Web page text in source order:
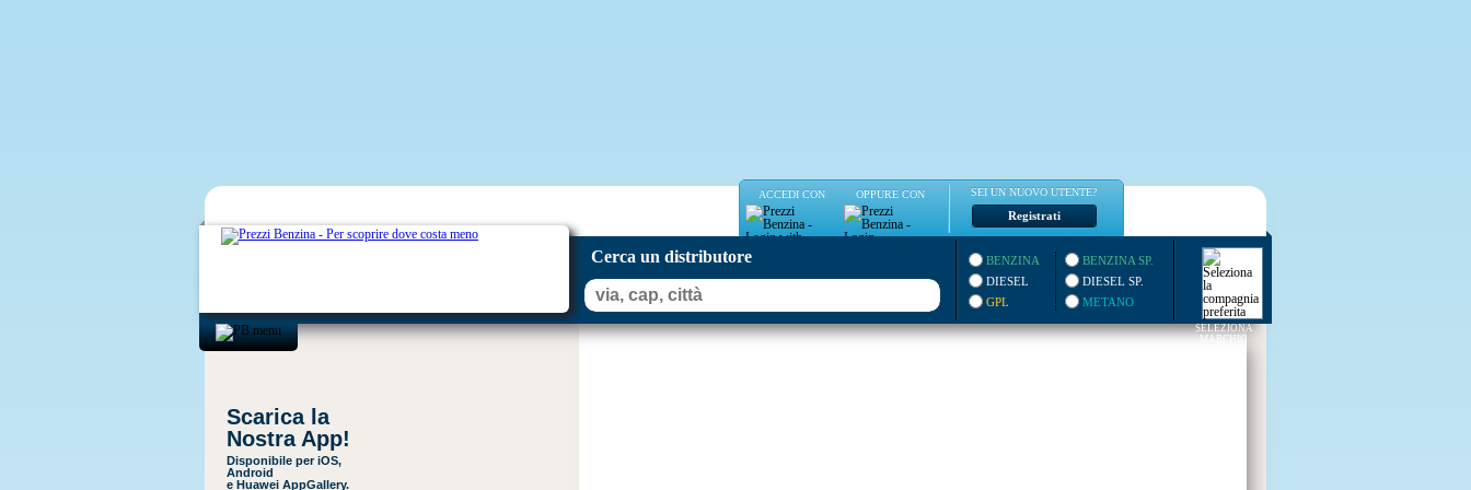
ACCEDI CON OPPURE CON SEI UN NUOVO UTENTE?
Registrati
Cerca un distributore
BENZINA
DIESEL
GPL
BENZINA SP.
DIESEL SP.
METANO
SELEZIONA
MARCHIO
Scarica la
Nostra App!
Disponibile per iOS,
Android
e Huawei AppGallery.